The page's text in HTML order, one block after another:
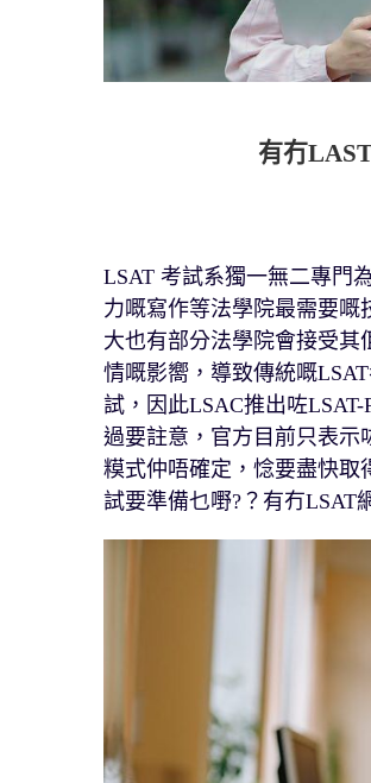
有冇
LSAT 考試系獨一無二專門
力嘅寫作等法學院最需要嘅
大也有部分法學院會接受其
情嘅影嚮，導致傳統嘅
試，因此LSAC推出咗
過要註意，官方目前只表示
糢式仲唔確定，惗要盡快取
試要準備乜嘢?？有冇LSAT